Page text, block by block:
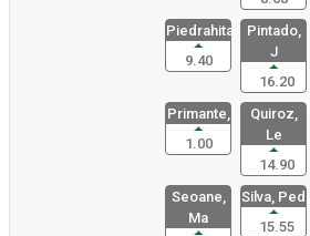
Piedrahita
9.40
Pintado,
J
16.20
Primante,
1.00
Quiroz,
Le
14.90
Seoane,
Ma
Silva, Ped
15.55